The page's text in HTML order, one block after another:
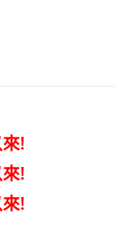
!
!
!